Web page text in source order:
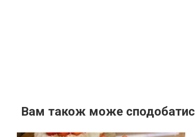
Вам також може